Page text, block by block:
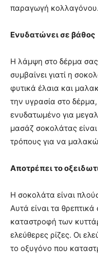
παραγωγή κολλαγόνου.
Ενυδατώνει σε βάθος
Η λάμψη στο δέρμα σας
συμβαίνει γιατί η
φυτικά έλαια και
την υγρασία στο
ενυδατωμένο για
μασάζ σοκολάτας
τρόπους για να
Αποτρέπει το
Η σοκολάτα είναι
Αυτά είναι τα
καταστροφή των
ελεύθερες ρίζες. Οι
το οξυγόνο που